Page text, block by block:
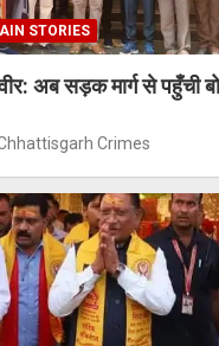
STORIES
अब सड़क मार्ग से पहुँची
Crimes